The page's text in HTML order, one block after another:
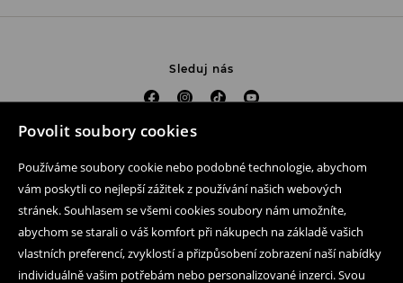
Povolit soubory cookies
Používáme soubory cookie nebo podobné technologie, abychom
vám poskytli co nejlepší zážitek z používání našich webových
stránek. Souhlasem se všemi cookies soubory nám umožníte,
abychom se starali o váš komfort při nákupech na základě vašich
vlastních preferencí, zvyklostí a přizpůsobení zobrazení naší nabídky
individuálně vašim potřebám nebo personalizované inzerci. Svou
Sleduj nás
Pomoc a kontakt
Mobilní aplikaci
Obchodní podmínky a ochrana osobních údajů